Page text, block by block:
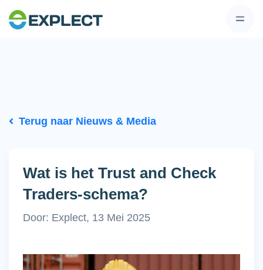
Terug naar Nieuws & Media
Wat is het Trust and Check
Traders-schema?
Door: Explect, 13 Mei 2025